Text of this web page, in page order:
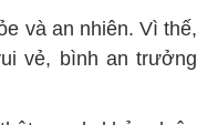
và an nhiên. Vì thế,
vẻ, bình an trưởng